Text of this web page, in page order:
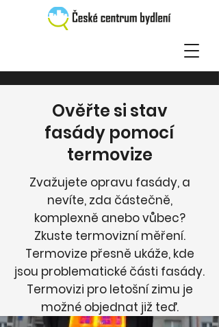
Ověřte si stav
fasády pomocí
termovize
Zvažujete opravu fasády, a
nevíte, zda částečně,
komplexně anebo vůbec?
Zkuste termovizní měření.
Termovize přesně ukáže, kde
jsou problematické části fasády.
Termovizi pro letošní zimu je
možné objednat již teď.